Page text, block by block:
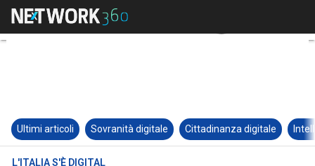
Ultimi articoli Sovranità digitale Cittadinanza digitale
L'ITALIA S'È DIGITAL